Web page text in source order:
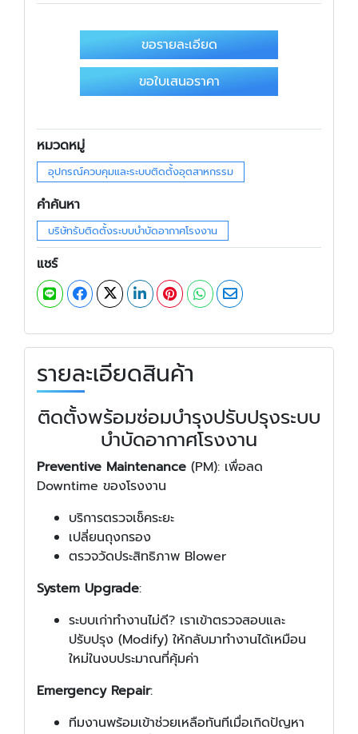
ขอรายละเอียด
ขอใบเสนอราคา
หมวดหมู่
อุปกรณ์ควบคุมและระบบติดตั้งอุตสาหกรรม
คำค้นหา
บริษัทรับติดตั้งระบบบำบัดอากาศโรงงาน
แชร์
รายละเอียดสินค้า
ติดตั้งพร้อมซ่อมบำรุงปรับปรุงระบบ
บำบัดอากาศโรงงาน
Preventive Maintenance (PM): เพื่อลด
Downtime ของโรงงาน
บริการตรวจเช็คระยะ
เปลี่ยนถุงกรอง
ตรวจวัดประสิทธิภาพ Blower
System Upgrade:
ระบบเก่าทำงานไม่ดี? เราเข้าตรวจสอบและ
ปรับปรุง (Modify) ให้กลับมาทำงานได้เหมือน
ใหม่ในงบประมาณที่คุ้มค่า
Emergency Repair:
ทีมงานพร้อมเข้าช่วยเหลือทันทีเมื่อเกิดปัญหา